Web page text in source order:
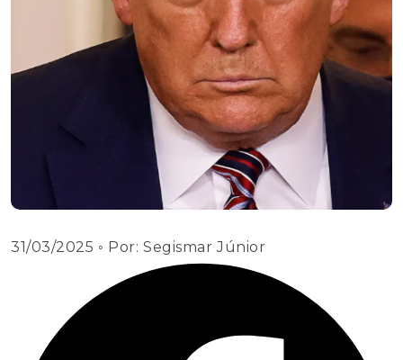
31/03/2025 ◦ Por:Segismar Júnior